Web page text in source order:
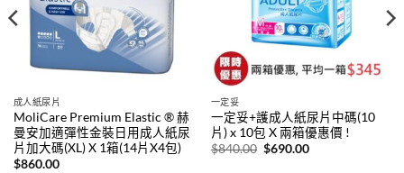
成人紙尿片
MoliCare Premium Elastic ® 赫
曼安加適彈性金裝日用成人紙尿
片加大碼(XL) X 1箱(14片X4包)
$860.00
一定妥
一定妥+護成人紙尿片中碼(10
片) x 10包 X 兩箱優惠價 !
$840.00 原
$690.00目